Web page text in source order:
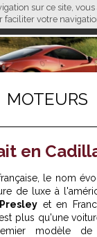
sur ce site,
faciliter votre
FR
MOTEURS
en
française, le nom
de luxe à
et en
plus qu'une
modèle